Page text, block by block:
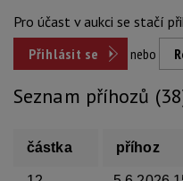
Pro účast v aukci se stačí
Přihlásit se
nebo
Seznam příhozů
částka příhoz